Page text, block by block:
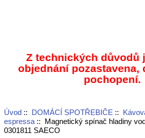
Z technických důvodů
objednání pozastavena,
pochopení.
Úvod:: DOMÁCÍ SPOTŘEBIČE ::
espressa:: Magnetický spínač hladiny
0301811 SAECO